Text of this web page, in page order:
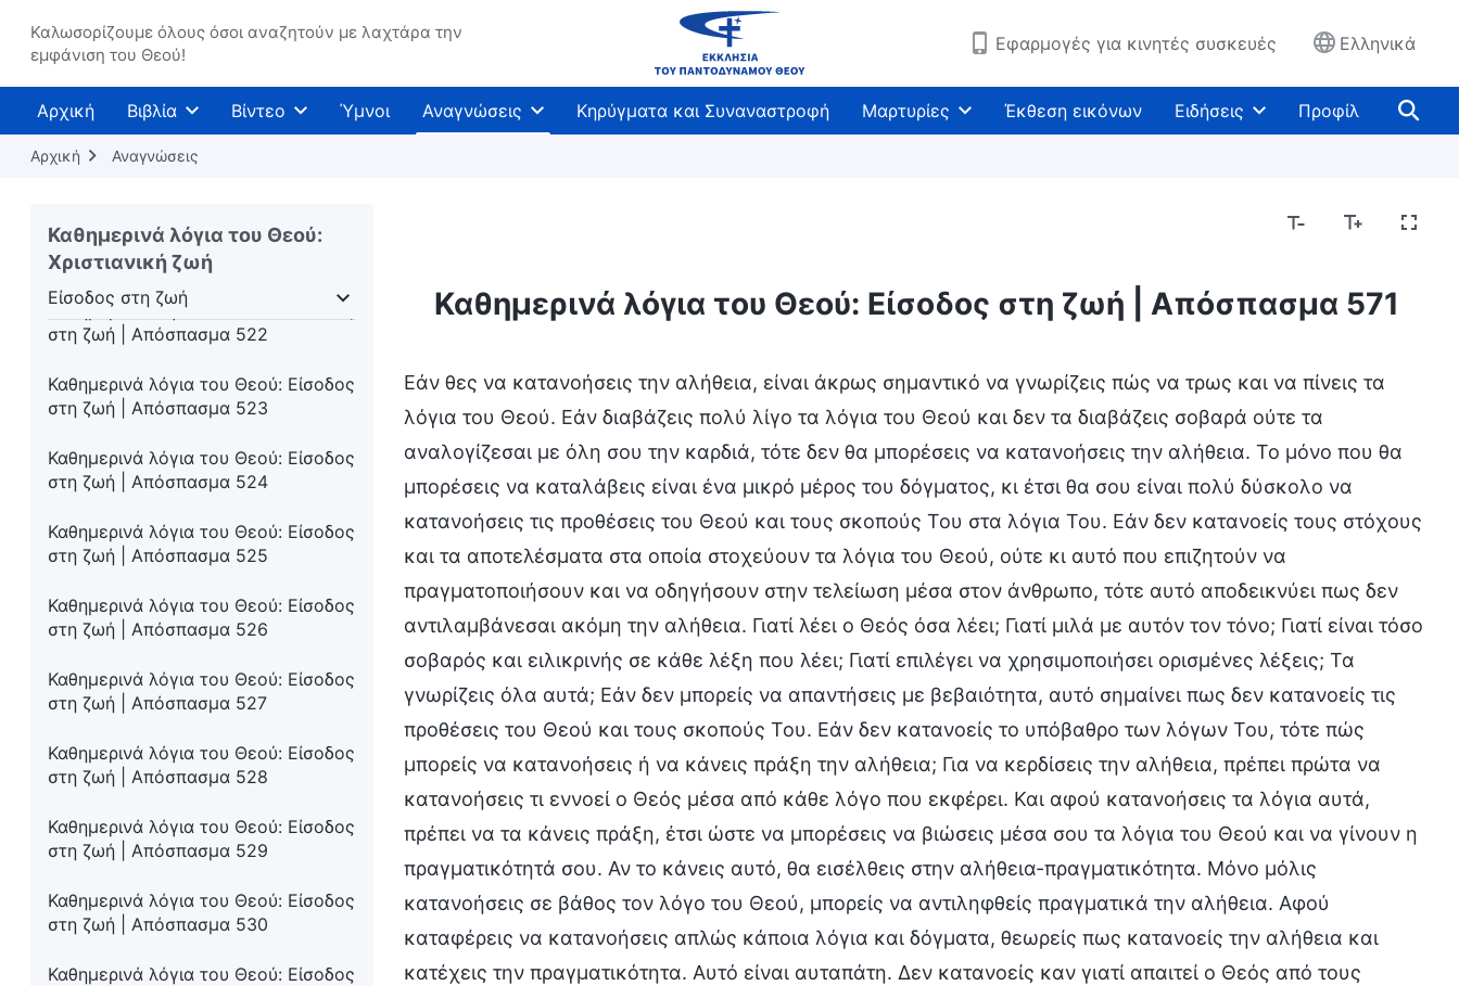
Καλωσορίζουμε όλους όσοι αναζητούν με λαχτάρα την
εμφάνιση του Θεού!
Εφαρμογές για κινητές συσκευές Ελληνικά
Αρχική Βιβλία Βίντεο Ύμνοι Αναγνώσεις Κηρύγματα και Συναναστροφή Μαρτυρίες Έκθεση εικόνων Ειδήσεις Προφίλ
Αρχική Αναγνώσεις
Καθημερινά λόγια του Θεού:
Χριστιανική ζωή
Είσοδος στη ζωή
Είσοδος στη ζωή Προορισμοί και εκβάσεις
στη ζωή | Απόσπασμα 518
Καθημερινά λόγια του Θεού: Είσοδος
στη ζωή | Απόσπασμα 519
Καθημερινά λόγια του Θεού: Είσοδος
Καθημερινά λόγια του Θεού: Είσοδος
στη ζωή | Απόσπασμα 521
Καθημερινά λόγια του Θεού: Είσοδος
στη ζωή | Απόσπασμα 522
Καθημερινά λόγια του Θεού: Είσοδος
στη ζωή | Απόσπασμα 523
Καθημερινά λόγια του Θεού: Είσοδος
στη ζωή | Απόσπασμα 524
Καθημερινά λόγια του Θεού: Είσοδος
στη ζωή | Απόσπασμα 525
Καθημερινά λόγια του Θεού: Είσοδος
στη ζωή | Απόσπασμα 526
Καθημερινά λόγια του Θεού: Είσοδος
στη ζωή | Απόσπασμα 527
Καθημερινά λόγια του Θεού: Είσοδος
στη ζωή | Απόσπασμα 528
Καθημερινά λόγια του Θεού: Είσοδος
στη ζωή | Απόσπασμα 529
Καθημερινά λόγια του Θεού: Είσοδος
στη ζωή | Απόσπασμα 530
Καθημερινά λόγια του Θεού: Είσοδος
Καθημερινά λόγια του Θεού: Είσοδος στη ζωή | Απόσπασμα 571
Εάν θες να κατανοήσεις την αλήθεια, είναι άκρως σημαντικό να γνωρίζεις πώς να τρως και να πίνεις τα
λόγια του Θεού. Εάν διαβάζεις πολύ λίγο τα λόγια του Θεού και δεν τα διαβάζεις σοβαρά ούτε τα
αναλογίζεσαι με όλη σου την καρδιά, τότε δεν θα μπορέσεις να κατανοήσεις την αλήθεια. Το μόνο που θα
μπορέσεις να καταλάβεις είναι ένα μικρό μέρος του δόγματος, κι έτσι θα σου είναι πολύ δύσκολο να
κατανοήσεις τις προθέσεις του Θεού και τους σκοπούς Του στα λόγια Του. Εάν δεν κατανοείς τους στόχους
και τα αποτελέσματα στα οποία στοχεύουν τα λόγια του Θεού, ούτε κι αυτό που επιζητούν να
πραγματοποιήσουν και να οδηγήσουν στην τελείωση μέσα στον άνθρωπο, τότε αυτό αποδεικνύει πως δεν
αντιλαμβάνεσαι ακόμη την αλήθεια. Γιατί λέει ο Θεός όσα λέει; Γιατί μιλά με αυτόν τον τόνο; Γιατί είναι τόσο
σοβαρός και ειλικρινής σε κάθε λέξη που λέει; Γιατί επιλέγει να χρησιμοποιήσει ορισμένες λέξεις; Τα
γνωρίζεις όλα αυτά; Εάν δεν μπορείς να απαντήσεις με βεβαιότητα, αυτό σημαίνει πως δεν κατανοείς τις
προθέσεις του Θεού και τους σκοπούς Του. Εάν δεν κατανοείς το υπόβαθρο των λόγων Του, τότε πώς
μπορείς να κατανοήσεις ή να κάνεις πράξη την αλήθεια; Για να κερδίσεις την αλήθεια, πρέπει πρώτα να
κατανοήσεις τι εννοεί ο Θεός μέσα από κάθε λόγο που εκφέρει. Και αφού κατανοήσεις τα λόγια αυτά,
πρέπει να τα κάνεις πράξη, έτσι ώστε να μπορέσεις να βιώσεις μέσα σου τα λόγια του Θεού και να γίνουν η
πραγματικότητά σου. Αν το κάνεις αυτό, θα εισέλθεις στην αλήθεια-πραγματικότητα. Μόνο μόλις
κατανοήσεις σε βάθος τον λόγο του Θεού, μπορείς να αντιληφθείς πραγματικά την αλήθεια. Αφού
καταφέρεις να κατανοήσεις απλώς κάποια λόγια και δόγματα, θεωρείς πως κατανοείς την αλήθεια και
κατέχεις την πραγματικότητα. Αυτό είναι αυταπάτη. Δεν κατανοείς καν γιατί απαιτεί ο Θεός από τους